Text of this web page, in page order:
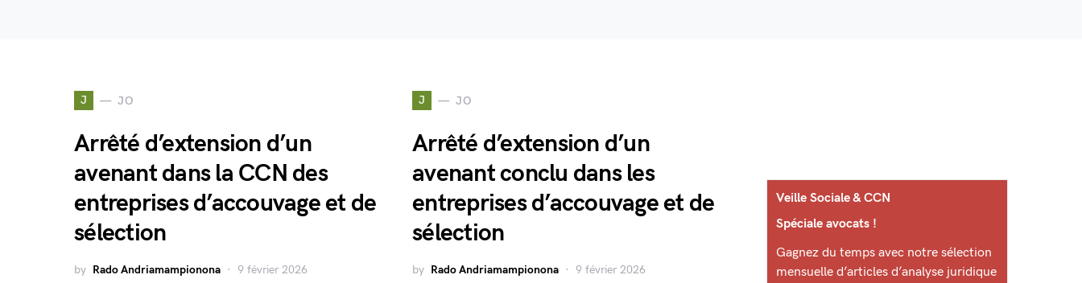
J JO
Arrêté d’extension d’un
avenant dans la CCN des
entreprises d’accouvage et de
sélection
by Rado Andriamampionona 9 février 2026
J JO
Arrêté d’extension d’un
avenant conclu dans les
entreprises d’accouvage et de
sélection
by Rado Andriamampionona 9 février 2026
Veille Sociale & CCN
Spéciale avocats !
Gagnez du temps avec notre sélection
mensuelle d’articles d’analyse juridique